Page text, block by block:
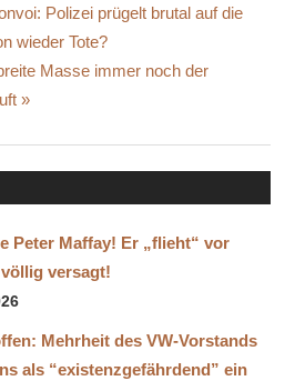
Polizei prügelt brutal auf die
wieder Tote?
Masse immer noch der
Peter Maffay! Er „flieht“ vor
versagt!
Mehrheit des VW-Vorstands
als “existenzgefährdend” ein